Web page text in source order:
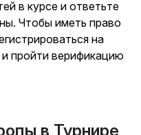
в курсе и ответьте
Чтобы иметь право
на
и пройти верификацию
в Турнире